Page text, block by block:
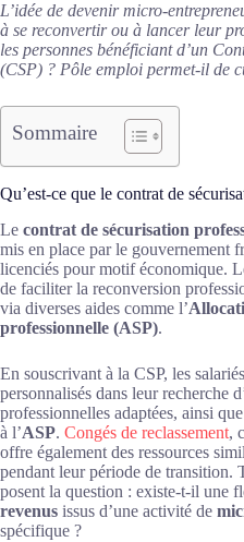
L’idée de devenir micro-
à se reconvertir ou à lancer leur
les personnes bénéficiant d’un
(CSP) ? Pôle emploi permet-il de
Sommaire
Qu’est-ce que le contrat de
Le contrat de sécurisation
mis en place par le gouvernement
licenciés pour motif économique.
de faciliter la reconversion
via diverses aides comme l’
professionnelle (ASP).
En souscrivant à la CSP, les
personnalisés dans leur recherche
professionnelles adaptées, ainsi
à l’ASP. Congés de reclassement,
offre également des ressources
pendant leur période de transition.
posent la question : existe-t-il une
revenus issus d’une activité de
spécifique ?